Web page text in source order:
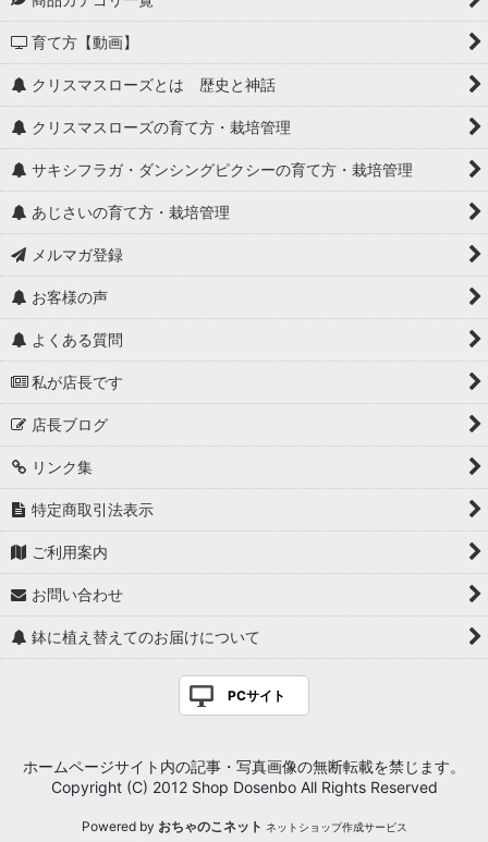
育て方【動画】
クリスマスローズとは 歴史と神話
クリスマスローズの育て方・栽培管理
サキシフラガ・ダンシングピクシーの育て方・栽培管理
あじさいの育て方・栽培管理
メルマガ登録
お客様の声
よくある質問
私が店長です
店長ブログ
リンク集
特定商取引法表示
ご利用案内
お問い合わせ
鉢に植え替えてのお届けについて
PCサイト
ホームページサイト内の記事・写真画像の無断転載を禁じます。
Copyright (C) 2012 Shop Dosenbo All Rights Reserved
Powered by おちゃのこネット ネットショップ作成サービス